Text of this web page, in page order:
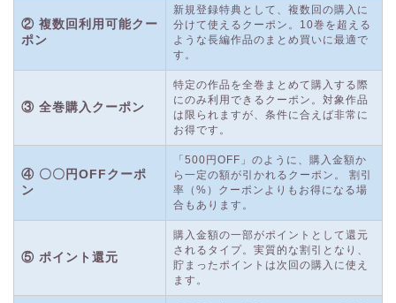
② 複数回利用可能クー
ポン
新規登録特典として、複数回の購入に
分けて使えるクーポン。10巻を超える
ような長編作品のまとめ買いに最適で
す。
③ 全巻購入クーポン
特定の作品を全巻まとめて購入する際
にのみ利用できるクーポン。対象作品
は限られますが、条件に合えば非常に
お得です。
④ 〇〇円OFFクーポ
ン
「500円OFF」のように、購入金額か
ら一定の額が引かれるクーポン。 割引
率（%）クーポンよりもお得になる場
合もあります。
⑤ ポイント還元
購入金額の一部がポイントとして還元
されるタイプ。実質的な割引となり、
貯まったポイントは次回の購入に使え
ます。